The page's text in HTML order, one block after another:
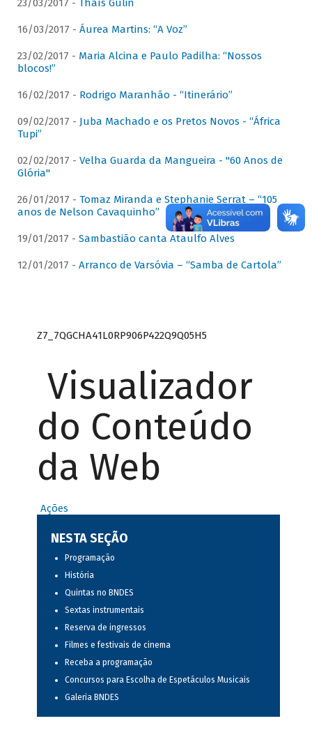
23/03/2017 - Thaís Gulin
16/03/2017 - Áurea Martins: “A Voz”
23/02/2017 - Maria Alcina e Paulo Padilha: “Nossos
blocos!”
16/02/2017 - Rodrigo Maranhão - “Itinerário”
09/02/2017 - Juba Machado e os Pretos Novos - “África
Tupi”
02/02/2017 - Velha Guarda da Mangueira - "60 Anos de
Glória"
26/01/2017 - Tomaz Miranda e Stephanie Serrat – “105
anos de Nelson Cavaquinho”
19/01/2017 - Sambastião canta Ataulfo Alves
12/01/2017 - Arranco de Varsóvia – “Samba de Cartola”
Z7_7QGCHA41L0RP906P422Q9Q05H5
Visualizador
do Conteúdo
da Web
Ações
NESTA SEÇÃO
Programação
História
Quintas no BNDES
Sextas instrumentais
Reserva de ingressos
Filmes e festivais de cinema
Receba a programação
Concursos para Escolha de Espetáculos Musicais
Galeria BNDES